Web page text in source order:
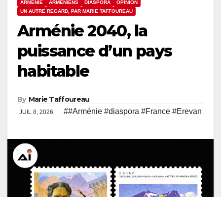
ARMÉNIE ARMÉNIENS DIASPORA
OPINION
UN AUTRE REGARD, PAR MARIE TAFFOUREAU
Arménie 2040, la
puissance d’un pays
habitable
By Marie Taffoureau
JUIL 8, 2026 ##Arménie #diaspora #France #Erevan